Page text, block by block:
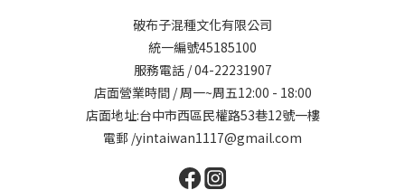
破布子混種文化有限公司
統一編號45185100
服務電話 / 04-22231907
店面營業時間 / 周一~周五12:00 - 18:00
店面地址:台中市西區民權路53巷12號一樓
電郵 /yintaiwan1117@gmail.com